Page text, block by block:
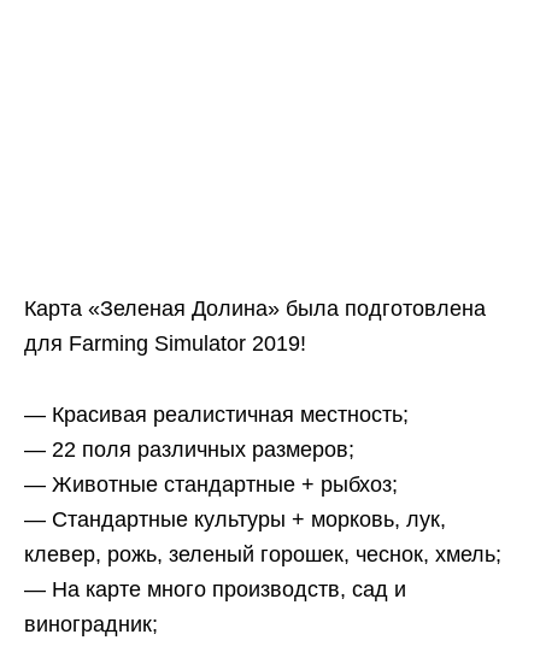
Карта «Зеленая Долина» была подготовлена
для Farming Simulator 2019!
— Красивая реалистичная местность;
— 22 поля различных размеров;
— Животные стандартные + рыбхоз;
— Стандартные культуры + морковь, лук,
клевер, рожь, зеленый горошек, чеснок, хмель;
— На карте много производств, сад и
виноградник;